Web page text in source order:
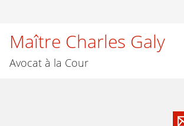
Maître Charles Galy
Avocat à la Cour